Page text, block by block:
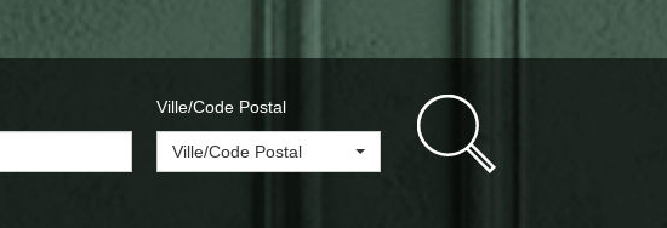
Ville/Code Postal
Ville/Code Postal